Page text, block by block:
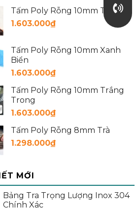
Tấm Poly Rỗng 10mm Trà
1.603.000₫
Tấm Poly Rỗng 10mm Xanh
Biển
1.603.000₫
Tấm Poly Rỗng 10mm Trắng
Trong
1.603.000₫
Tấm Poly Rỗng 8mm Trà
1.298.000₫
MỚI
Bảng Tra Trọng Lượng Inox 304
Chính Xác